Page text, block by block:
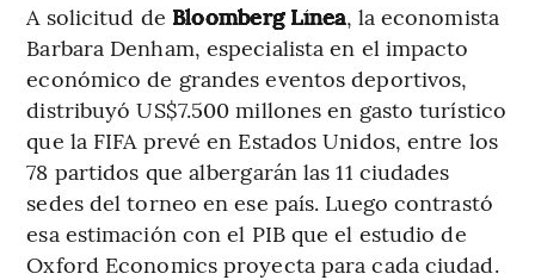
A solicitud de Bloomberg Línea, la economista
Barbara Denham, especialista en el impacto
económico de grandes eventos deportivos,
distribuyó US$7.500 millones en gasto turístico
que la FIFA prevé en Estados Unidos, entre los
78 partidos que albergarán las 11 ciudades
sedes del torneo en ese país. Luego contrastó
esa estimación con el PIB que el estudio de
Oxford Economics proyecta para cada ciudad.